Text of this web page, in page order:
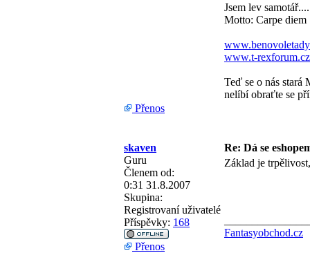
Jsem lev
Motto: Carpe diem
www.t-rexforum.cz
Teď se o nás stará
nelíbí obraťte se
Přenos
skaven
Re: Dá se
Guru
Členem od:
0:31 31.8.2007
Skupina:
Registrovaní uživatelé
Příspěvky: 168
Základ je
Fantasyobchod.cz
Přenos